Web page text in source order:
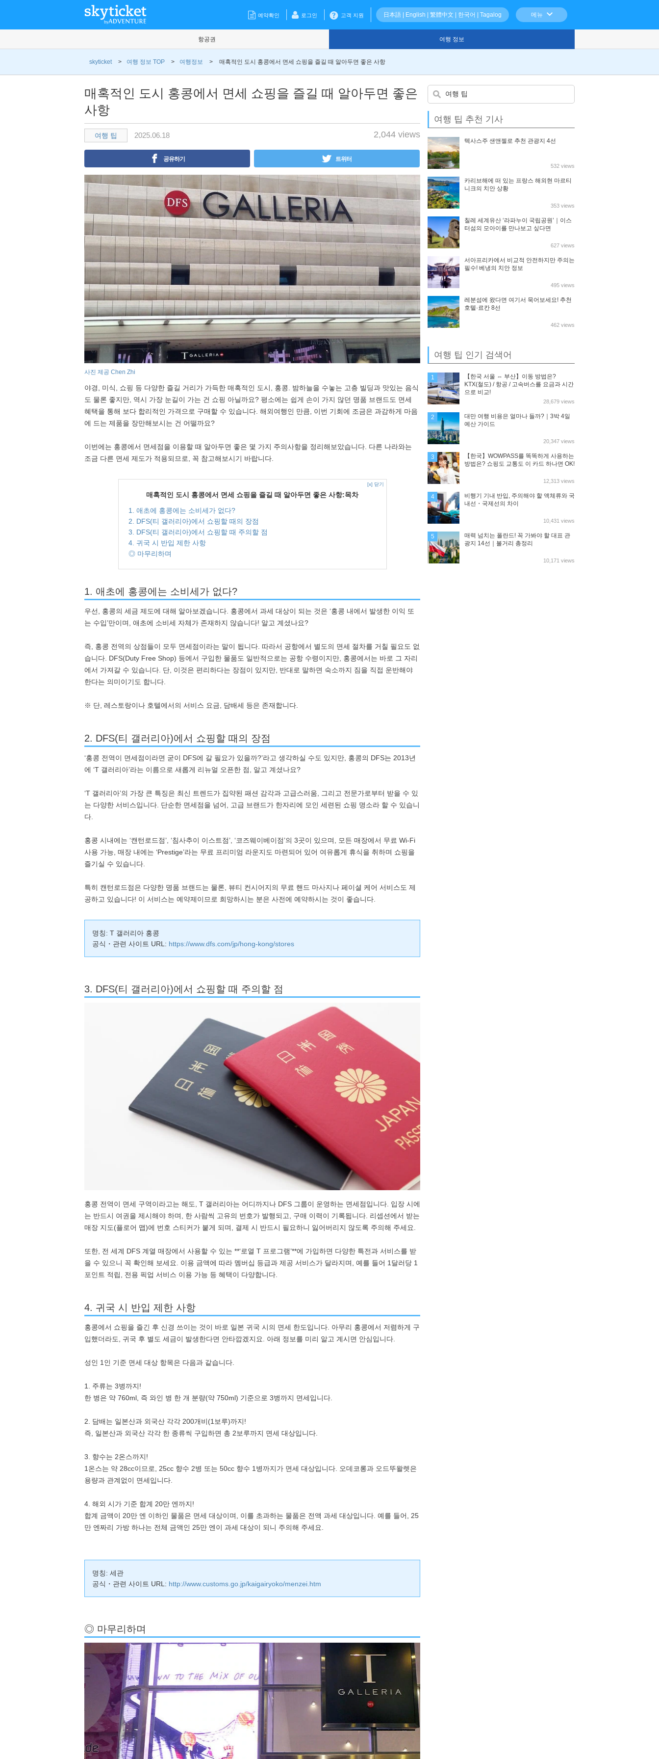
예약확인 로그인 고객 지원 日本語 English 繁體中文 한국어 Tagalog 메뉴
항공권 여행 정보
skyticket > 여행 정보 TOP > 여행정보 > 매혹적인 도시 홍콩에서 면세 쇼핑을 즐길 때 알아두면 좋은 사항
매혹적인 도시 홍콩에서 면세 쇼핑을 즐길 때 알아두면 좋은
사항
여행 팁 2025.06.18 2,044 views
공유하기 트위터
사진 제공 Chen Zhi
야경, 미식, 쇼핑 등 다양한 즐길 거리가 가득한 매혹적인 도시, 홍콩. 밤하늘을 수놓는 고층 빌딩과 맛있는 음식
도 물론 좋지만, 역시 가장 눈길이 가는 건 쇼핑 아닐까요? 평소에는 쉽게 손이 가지 않던 명품 브랜드도 면세
혜택을 통해 보다 합리적인 가격으로 구매할 수 있습니다. 해외여행인 만큼, 이번 기회에 조금은 과감하게 마음
에 드는 제품을 장만해보시는 건 어떨까요?
이번에는 홍콩에서 면세점을 이용할 때 알아두면 좋은 몇 가지 주의사항을 정리해보았습니다. 다른 나라와는
조금 다른 면세 제도가 적용되므로, 꼭 참고해보시기 바랍니다.
[x] 닫기
매혹적인 도시 홍콩에서 면세 쇼핑을 즐길 때 알아두면 좋은 사항:목차
1. 애초에 홍콩에는 소비세가 없다?
2. DFS(티 갤러리아)에서 쇼핑할 때의 장점
3. DFS(티 갤러리아)에서 쇼핑할 때 주의할 점
4. 귀국 시 반입 제한 사항
◎ 마무리하며
1. 애초에 홍콩에는 소비세가 없다?
우선, 홍콩의 세금 제도에 대해 알아보겠습니다. 홍콩에서 과세 대상이 되는 것은 ‘홍콩 내에서 발생한 이익 또
는 수입’만이며, 애초에 소비세 자체가 존재하지 않습니다! 알고 계셨나요?
즉, 홍콩 전역의 상점들이 모두 면세점이라는 말이 됩니다. 따라서 공항에서 별도의 면세 절차를 거칠 필요도 없
습니다. DFS(Duty Free Shop) 등에서 구입한 물품도 일반적으로는 공항 수령이지만, 홍콩에서는 바로 그 자리
에서 가져갈 수 있습니다. 단, 이것은 편리하다는 장점이 있지만, 반대로 말하면 숙소까지 짐을 직접 운반해야
한다는 의미이기도 합니다.
※ 단, 레스토랑이나 호텔에서의 서비스 요금, 담배세 등은 존재합니다.
2. DFS(티 갤러리아)에서 쇼핑할 때의 장점
‘홍콩 전역이 면세점이라면 굳이 DFS에 갈 필요가 있을까?’라고 생각하실 수도 있지만, 홍콩의 DFS는 2013년
에 ‘T 갤러리아’라는 이름으로 새롭게 리뉴얼 오픈한 점, 알고 계셨나요?
‘T 갤러리아’의 가장 큰 특징은 최신 트렌드가 집약된 패션 감각과 고급스러움, 그리고 전문가로부터 받을 수 있
는 다양한 서비스입니다. 단순한 면세점을 넘어, 고급 브랜드가 한자리에 모인 세련된 쇼핑 명소라 할 수 있습니
다.
홍콩 시내에는 ‘캔턴로드점’, ‘침사추이 이스트점’, ‘코즈웨이베이점’의 3곳이 있으며, 모든 매장에서 무료 Wi-Fi
사용 가능, 매장 내에는 ‘Prestige’라는 무료 프리미엄 라운지도 마련되어 있어 여유롭게 휴식을 취하며 쇼핑을
즐기실 수 있습니다.
특히 캔턴로드점은 다양한 명품 브랜드는 물론, 뷰티 컨시어지의 무료 핸드 마사지나 페이셜 케어 서비스도 제
공하고 있습니다! 이 서비스는 예약제이므로 희망하시는 분은 사전에 예약하시는 것이 좋습니다.
명칭: T 갤러리아 홍콩
공식・관련 사이트 URL: https://www.dfs.com/jp/hong-kong/stores
3. DFS(티 갤러리아)에서 쇼핑할 때 주의할 점
홍콩 전역이 면세 구역이라고는 해도, T 갤러리아는 어디까지나 DFS 그룹이 운영하는 면세점입니다. 입장 시에
는 반드시 여권을 제시해야 하며, 한 사람씩 고유의 번호가 발행되고, 구매 이력이 기록됩니다. 리셉션에서 받는
매장 지도(플로어 맵)에 번호 스티커가 붙게 되며, 결제 시 반드시 필요하니 잃어버리지 않도록 주의해 주세요.
또한, 전 세계 DFS 계열 매장에서 사용할 수 있는 **‘로열 T 프로그램’**에 가입하면 다양한 특전과 서비스를 받
을 수 있으니 꼭 확인해 보세요. 이용 금액에 따라 멤버십 등급과 제공 서비스가 달라지며, 예를 들어 1달러당 1
포인트 적립, 전용 픽업 서비스 이용 가능 등 혜택이 다양합니다.
4. 귀국 시 반입 제한 사항
홍콩에서 쇼핑을 즐긴 후 신경 쓰이는 것이 바로 일본 귀국 시의 면세 한도입니다. 아무리 홍콩에서 저렴하게 구
입했더라도, 귀국 후 별도 세금이 발생한다면 안타깝겠지요. 아래 정보를 미리 알고 계시면 안심입니다.
성인 1인 기준 면세 대상 항목은 다음과 같습니다.
1. 주류는 3병까지!
한 병은 약 760ml, 즉 와인 병 한 개 분량(약 750ml) 기준으로 3병까지 면세입니다.
2. 담배는 일본산과 외국산 각각 200개비(1보루)까지!
즉, 일본산과 외국산 각각 한 종류씩 구입하면 총 2보루까지 면세 대상입니다.
3. 향수는 2온스까지!
1온스는 약 28cc이므로, 25cc 향수 2병 또는 50cc 향수 1병까지가 면세 대상입니다. 오데코롱과 오드뚜왈렛은
용량과 관계없이 면세입니다.
4. 해외 시가 기준 합계 20만 엔까지!
합계 금액이 20만 엔 이하인 물품은 면세 대상이며, 이를 초과하는 물품은 전액 과세 대상입니다. 예를 들어, 25
만 엔짜리 가방 하나는 전체 금액인 25만 엔이 과세 대상이 되니 주의해 주세요.
명칭: 세관
공식・관련 사이트 URL: http://www.customs.go.jp/kaigairyoko/menzei.htm
◎ 마무리하며
여행 팁 추천 기사
텍사스주 샌앤젤로 추천 관광지 4선
532 views
카리브해에 떠 있는 프랑스 해외현 마르티
니크의 치안 상황
353 views
칠레 세계유산 ‘라파누이 국립공원’｜이스
터섬의 모아이를 만나보고 싶다면
627 views
서아프리카에서 비교적 안전하지만 주의는
필수! 베냉의 치안 정보
495 views
레분섬에 왔다면 여기서 묵어보세요! 추천
호텔·료칸 8선
462 views
여행 팁 인기 검색어
1
【한국 서울 ⇔ 부산】이동 방법은?
KTX(철도) / 항공 / 고속버스를 요금과 시간
으로 비교!
28,679 views
2
대만 여행 비용은 얼마나 들까?｜3박 4일
예산 가이드
20,347 views
3
【한국】WOWPASS를 똑똑하게 사용하는
방법은? 쇼핑도 교통도 이 카드 하나면 OK!
12,313 views
4
비행기 기내 반입, 주의해야 할 액체류와 국
내선・국제선의 차이
10,431 views
5
매력 넘치는 폴란드! 꼭 가봐야 할 대표 관
광지 14선｜볼거리 총정리
10,171 views